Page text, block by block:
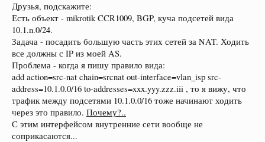
Друзья, подскажите:
Есть объект - mikrotik CCR1009, BGP, куча подсетей вида
10.1.n.0/24.
Задача - посадить большую часть этих сетей за NAT. Ходить
все должны с IP из моей AS.
Проблема - когда я пишу правило вида:
add action=src-nat chain=srcnat out-interface=vlan_isp src-
address=10.1.0.0/16 to-addresses=xxx.yyy.zzz.iii , то я вижу, что
трафик между подсетями 10.1.0.0/16 тоже начинают ходить
через это правило. Почему?..
С этим интерфейсом внутренние сети вообще не
соприкасаются...